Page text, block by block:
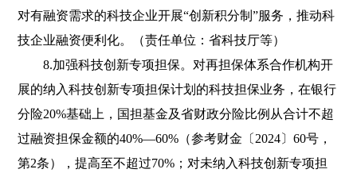
对有融资需求的科技企业开展“创新积分制”服务，推动科
技企业融资便利化。（责任单位：省科技厅等）
8.加强科技创新专项担保。对再担保体系合作机构开
展的纳入科技创新专项担保计划的科技担保业务，在银行
分险20%基础上，国担基金及省财政分险比例从合计不超
过融资担保金额的40%—60%（参考财金〔2024〕60号，
第2条），提高至不超过70%；对未纳入科技创新专项担